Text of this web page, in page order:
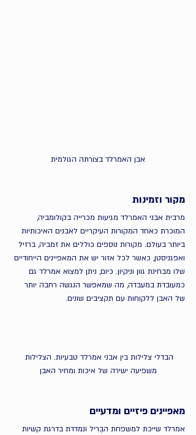
אבן האמרלד בצורתה הגולמית
מקור וזמינות
מרבית אבני האמרלד מגיעות מכרייה בקולומביה,
המוכרת כאחד המקורות העיקריים לאבנים האיכותיות
ביותר בעולם. מקורות נוספים כוללים את זמביה, ברזיל
ואפגניסטן, כאשר לכל אזור יש את המאפיינים הייחודיים
שלו מבחינת גוון וניקיון. כיום, ניתן למצוא אמרלד גם
כמעובדת במעבדה, מה שמאפשר הנגשה רחבה יותר
של האבן ללקוחות עם תקציבים שונים.
הבדלי צלילות בין אבני אמרלד טבעיות. הצלילות
משפיעה ישירה של איכות ומחיר האבן
מאפיינים פיזיים ומדעיים
אמרלד שייכת למשפחת הבֶּרִיל ונמדדת בדרגת קשיות